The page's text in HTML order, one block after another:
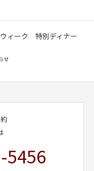
ィーク 特別ディナー
せ
5456